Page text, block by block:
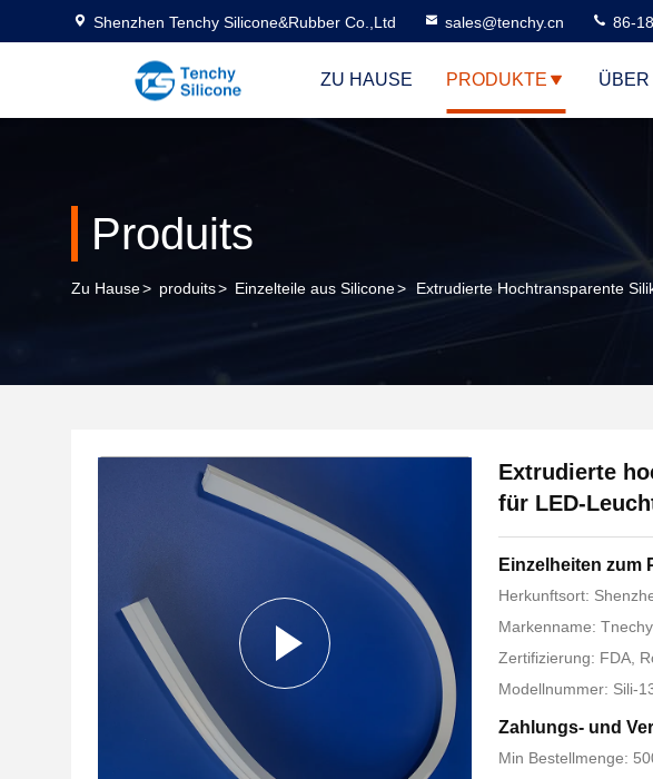
Shenzhen Tenchy Silicone&Rubber Co.,Ltd sales@tenchy.cn 86-
ZU HAUSE PRODUKTE ÜBER
Produits
Zu Hause> produits> Einzelteile aus Silicone> Extrudierte Hochtransparente
Extrudierte
für LED-
Einzelheiten zum
Herkunftsort:
Markenname: Tnechy
Zertifizierung: FDA,
Modellnummer: Sili-
Zahlungs- und
Min Bestellmenge: